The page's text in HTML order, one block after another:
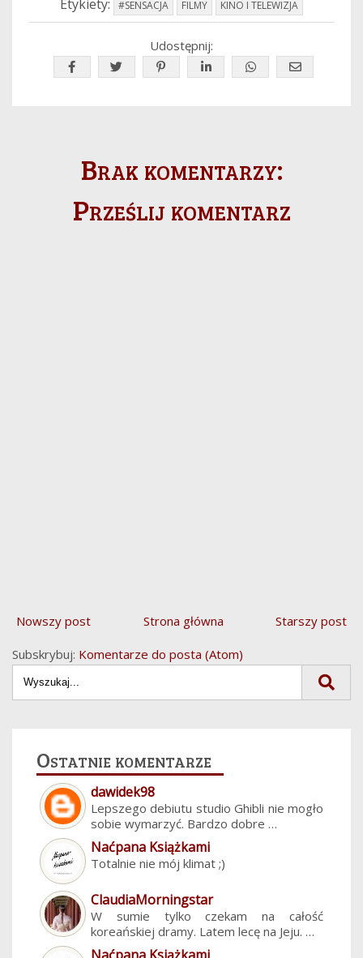
Etykiety: #SENSACJA FILMY KINO I TELEWIZJA
Udostępnij:
Brak komentarzy:
Prześlij komentarz
Nowszy post Starszy post
Strona główna
Subskrybuj: Komentarze do posta (Atom)
Ostatnie komentarze
dawidek98
Lepszego debiutu studio Ghibli nie mogło
sobie wymarzyć. Bardzo dobre …
Naćpana Książkami
Totalnie nie mój klimat ;)
ClaudiaMorningstar
W sumie tylko czekam na całość
koreańskiej dramy. Latem lecę na Jeju. …